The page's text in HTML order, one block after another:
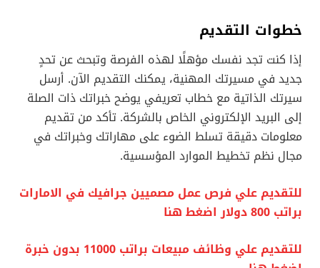
خطوات التقديم
إذا كنت تجد نفسك مؤهلًا لهذه الفرصة وتبحث عن تحدٍ
جديد في مسيرتك المهنية، يمكنك التقديم الآن. أرسل
سيرتك الذاتية مع خطاب تعريفي يوضح خبراتك ذات الصلة
إلى البريد الإلكتروني الخاص بالشركة. تأكد من تقديم
معلومات دقيقة تسلط الضوء على مهاراتك وخبراتك في
مجال نظم تخطيط الموارد المؤسسية.
للتقديم علي فرص عمل مصميين جرافيك في الامارات
براتب 800 دولار اضغط هنا
للتقديم علي وظائف مبيعات براتب 11000 بدون خبرة